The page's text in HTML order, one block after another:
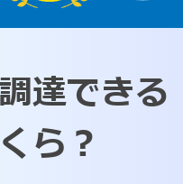
達できる
ら？